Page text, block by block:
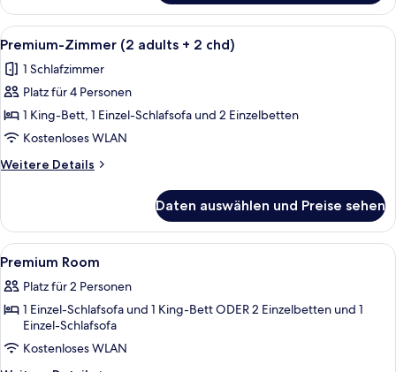
Level
Premium
Room
Alle
Fotos
für
Premium-
Zimmer
(2
adults
+
chd)
anzeigen
Ein modernes Hotelzimmer mit einer
5
Premium-Zimmer (2 adults + 2 chd)
1 Schlafzimmer
Platz für 4 Personen
1 King-Bett, 1 Einzel-Schlafsofa und 2 Einzelbetten
Kostenloses WLAN
Weitere Details
Weitere
Zimmer
(2
adults
2
chd)
Daten auswählen und Preise sehen
Alle
Fotos
für
Premium
Room
anzeigen
Minibar, Zimmersafe, Schreibtisch,
4
Premium Room
Platz für 2 Personen
1 Einzel-Schlafsofa und 1 King-Bett ODER 2 Einzelbetten und 1
Einzel-Schlafsofa
Kostenloses WLAN